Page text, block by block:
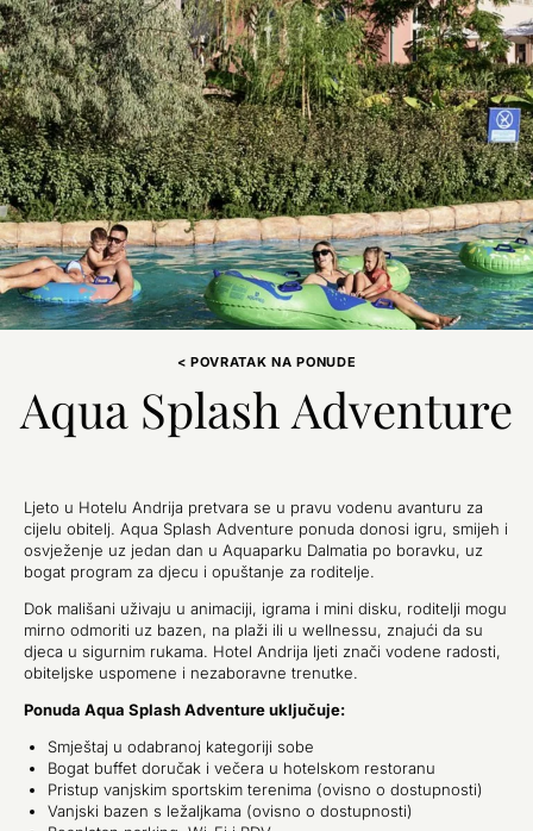
< POVRATAK NA PONUDE
Aqua Splash Adventure
Ljeto u Hotelu Andrija pretvara se u pravu vodenu avanturu za
cijelu obitelj. Aqua Splash Adventure ponuda donosi igru, smijeh i
osvježenje uz jedan dan u Aquaparku Dalmatia po boravku, uz
bogat program za djecu i opuštanje za roditelje.
Dok mališani uživaju u animaciji, igrama i mini disku, roditelji mogu
mirno odmoriti uz bazen, na plaži ili u wellnessu, znajući da su
djeca u sigurnim rukama. Hotel Andrija ljeti znači vodene radosti,
obiteljske uspomene i nezaboravne trenutke.
Ponuda Aqua Splash Adventure uključuje:
Smještaj u odabranoj kategoriji sobe
Bogat buffet doručak i večera u hotelskom restoranu
Pristup vanjskim sportskim terenima (ovisno o dostupnosti)
Vanjski bazen s ležaljkama (ovisno o dostupnosti)